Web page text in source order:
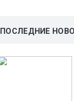
ПОСЛЕДНИЕ